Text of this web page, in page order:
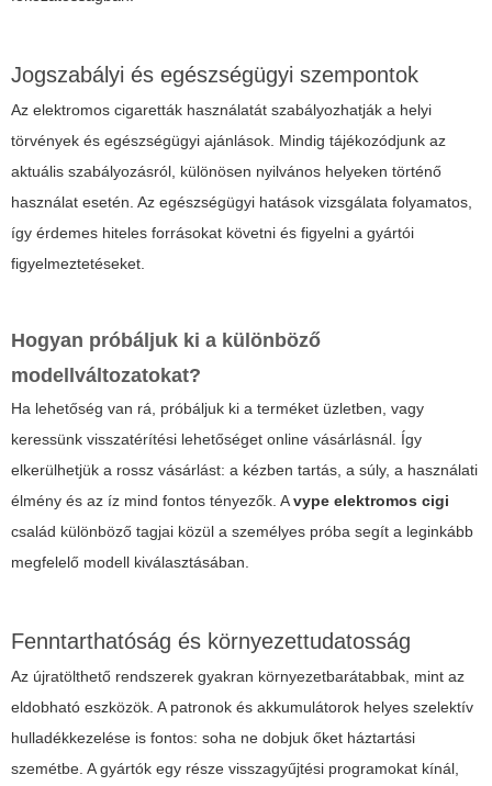
Jogszabályi és egészségügyi szempontok
Az elektromos cigaretták használatát szabályozhatják a helyi
törvények és egészségügyi ajánlások. Mindig tájékozódjunk az
aktuális szabályozásról, különösen nyilvános helyeken történő
használat esetén. Az egészségügyi hatások vizsgálata folyamatos,
így érdemes hiteles forrásokat követni és figyelni a gyártói
figyelmeztetéseket.
Hogyan próbáljuk ki a különböző
modellváltozatokat?
Ha lehetőség van rá, próbáljuk ki a terméket üzletben, vagy
keressünk visszatérítési lehetőséget online vásárlásnál. Így
elkerülhetjük a rossz vásárlást: a kézben tartás, a súly, a használati
élmény és az íz mind fontos tényezők. Avype elektromos cigi
család különböző tagjai közül a személyes próba segít a leginkább
megfelelő modell kiválasztásában.
Fenntarthatóság és környezettudatosság
Az újratölthető rendszerek gyakran környezetbarátabbak, mint az
eldobható eszközök. A patronok és akkumulátorok helyes szelektív
hulladékkezelése is fontos: soha ne dobjuk őket háztartási
szemétbe. A gyártók egy része visszagyűjtési programokat kínál,